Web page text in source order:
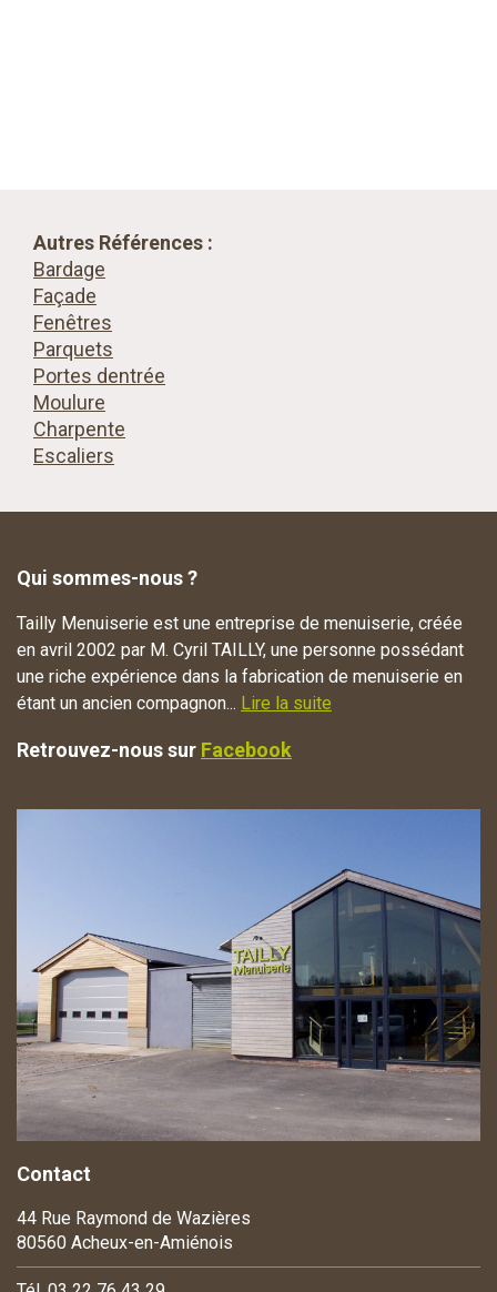
Autres Références :
Bardage
Façade
Fenêtres
Parquets
Portes dentrée
Moulure
Charpente
Escaliers
Qui sommes-nous ?
Tailly Menuiserie est une entreprise de menuiserie, créée
en avril 2002 par M. Cyril TAILLY, une personne possédant
une riche expérience dans la fabrication de menuiserie en
étant un ancien compagnon... Lire la suite
Retrouvez-nous sur Facebook
Contact
44 Rue Raymond de Wazières
80560 Acheux-en-Amiénois